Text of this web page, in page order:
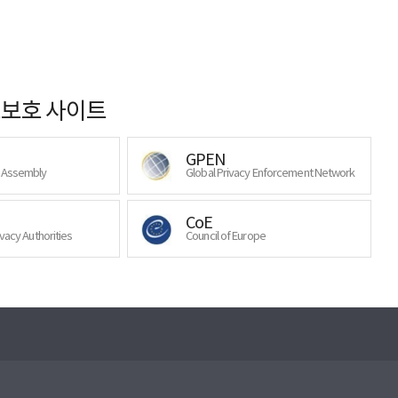
호 사이트
GPEN
Global Privacy Enforcement Network
Authorities
CoE
Council of Europe